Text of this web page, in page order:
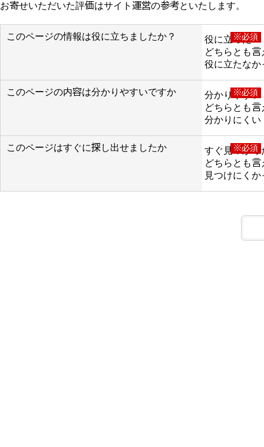
お寄せいただいた評価はサイト運営の参考といたします。
このページの情報は役に立ちましたか？ ※必須
役に立った
どちらとも言
役に立たなか
このページの内容は分かりやすいですか ※必須
分かりやすい
どちらとも言
分かりにくい
このページはすぐに探し出せましたか ※必須
すぐ見つかっ
どちらとも言
見つけにくか